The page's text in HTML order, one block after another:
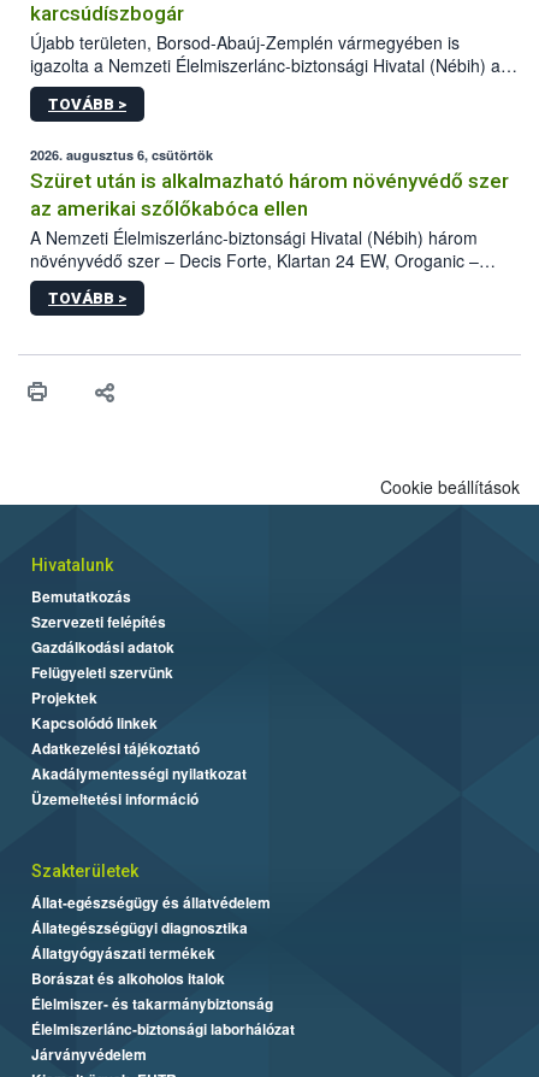
karcsúdíszbogár
Újabb területen, Borsod-Abaúj-Zemplén vármegyében is
igazolta a Nemzeti Élelmiszerlánc-biztonsági Hivatal (Nébih) a
kőrisrontó karcsúdíszbogár (Agrilus planipennis) jelenlétét. A
kártevőt nem csak színcsapdában találták meg, de már fertőzött
az intenzív felderítést, emellett az intézkedéseket a szlovák
hatósággal is összehangolják a terjedés megállítása érdekében.
TOVÁBB >
2026. augusztus 6, csütörtök
Szüret után is alkalmazható három növényvédő szer
az amerikai szőlőkabóca ellen
A Nemzeti Élelmiszerlánc-biztonsági Hivatal (Nébih) három
növényvédő szer – Decis Forte, Klartan 24 EW, Oroganic –
engedélyokiratát módosította, így azok a szüretet követően,
egészen a vesszőérettség (BBCH 91) stádiumáig
érésű szőlőkben is legyen lehetőség a károsító elleni további
felhasználók számára is elérhető és ökológiai termesztésben is
TOVÁBB >
Cookie beállítások
Hivatalunk
Bemutatkozás
Szervezeti felépítés
Gazdálkodási adatok
Felügyeleti szervünk
Projektek
Kapcsolódó linkek
Adatkezelési tájékoztató
Akadálymentességi nyilatkozat
Üzemeltetési információ
Szakterületek
Állat-egészségügy és állatvédelem
Állategészségügyi diagnosztika
Állatgyógyászati termékek
Borászat és alkoholos italok
Élelmiszer- és takarmánybiztonság
Élelmiszerlánc-biztonsági laborhálózat
Járványvédelem